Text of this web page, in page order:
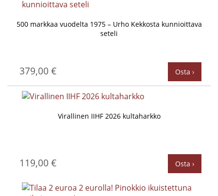
500 markkaa vuodelta 1975 – Urho Kekkosta kunnioittava
seteli
379,00 € Osta ›
Virallinen IIHF 2026 kultaharkko
119,00 € Osta ›